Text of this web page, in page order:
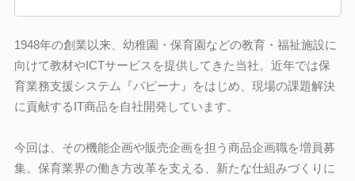
1948年の創業以来、幼稚園・保育園などの教育・福祉施設に
向けて教材やICTサービスを提供してきた当社。近年では保
育業務支援システム『パピーナ』をはじめ、現場の課題解決
に貢献するIT商品を自社開発しています。
今回は、その機能企画や販売企画を担う商品企画職を増員募
集。保育業界の働き方改革を支える、新たな仕組みづくりに